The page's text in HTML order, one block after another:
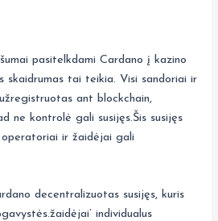
pasitelkdami Cardano į kazino
skaidrumas tai teikia. Visi sandoriai ir
ant blockchain,
ne kontrolė gali susijęs.Šis susijęs
operatoriai ir žaidėjai gali
decentralizuotas susijęs, kuris
individualus